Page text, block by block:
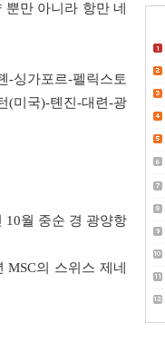
만 아니라 항만 네
-싱가포르-펠릭스토
(미국)-톈진-대련-광
10월 중순 경 광양항
의 스위스 제네